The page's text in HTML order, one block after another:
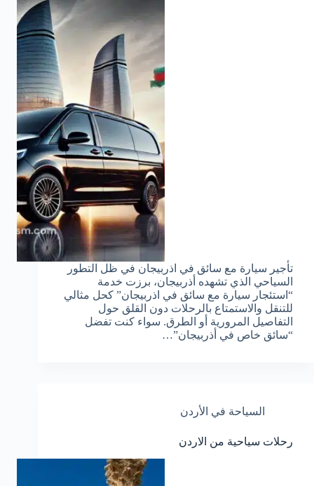
تأجير سيارة مع سائق في اذربيجان في ظل التطور
السياحي الذي تشهده أذربيجان، برزت خدمة
“استئجار سيارة مع سائق في اذربيجان” كحل مثالي
للتنقل والاستمتاع بالرحلات دون القلق حول
التفاصيل المرورية أو الطرق. سواء كنت تفضل
“سائق خاص في أذربيجان”…
السياحة في الأردن
رحلات سياحية من الاردن